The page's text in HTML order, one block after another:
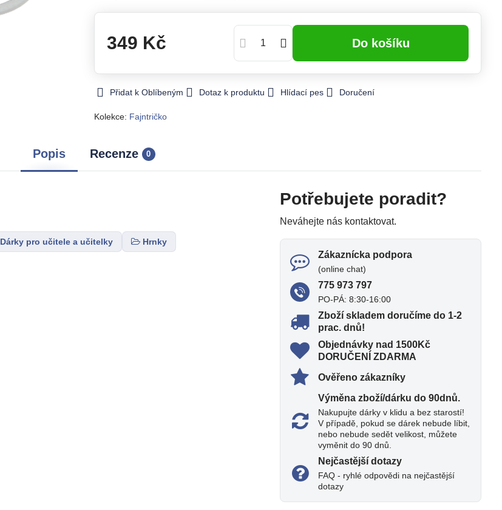
349 Kč Do košíku
Přidat k Oblíbeným Dotaz k produktu Hlídací pes Doručení
Kolekce: Fajntričko
Popis Recenze 0
Dárky pro učitele a učitelky Hrnky
Potřebujete poradit?
Neváhejte nás kontaktovat.
Zákaznícka podpora
(online chat)
775 973 797
PO-PÁ: 8:30-16:00
Zboží skladem doručíme do 1-2
prac​. dnů!
Objednávky nad 1500Kč
DORUČENÍ ZDARMA
Ověřeno zákazníky
Výměna zboží/dárku do 90dnů​.
Nakupujte dárky v klidu a bez starostí!
V případě, pokud se dárek nebude líbit,
nebo nebude sedět velikost, můžete
vyměnit do 90 dnů.
Nejčastější dotazy
FAQ - ryhlé odpovědi na nejčastějśí
dotazy